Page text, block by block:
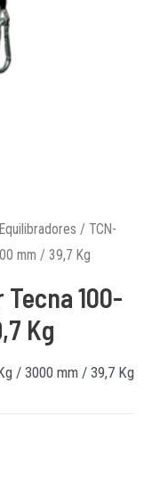
Equilibradores / TCN-
mm / 39,7 Kg
100-
Kg
/ 3000 mm / 39,7 Kg